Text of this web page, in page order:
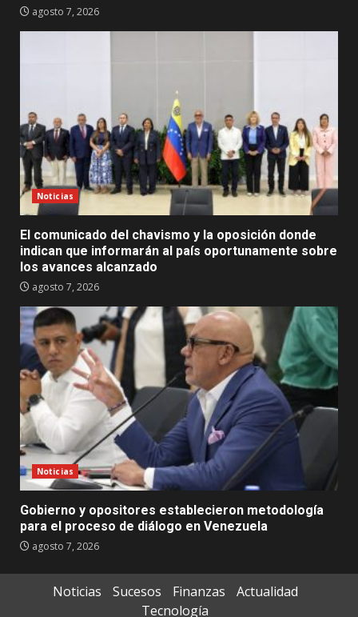
agosto 7, 2026
Noticias
El comunicado del chavismo y la oposición donde
indican que informarán al país oportunamente sobre
los avances alcanzado
agosto 7, 2026
Noticias
Gobierno y opositores establecieron metodología
para el proceso de diálogo en Venezuela
agosto 7, 2026
Noticias Sucesos Finanzas
Actualidad
Tecnología